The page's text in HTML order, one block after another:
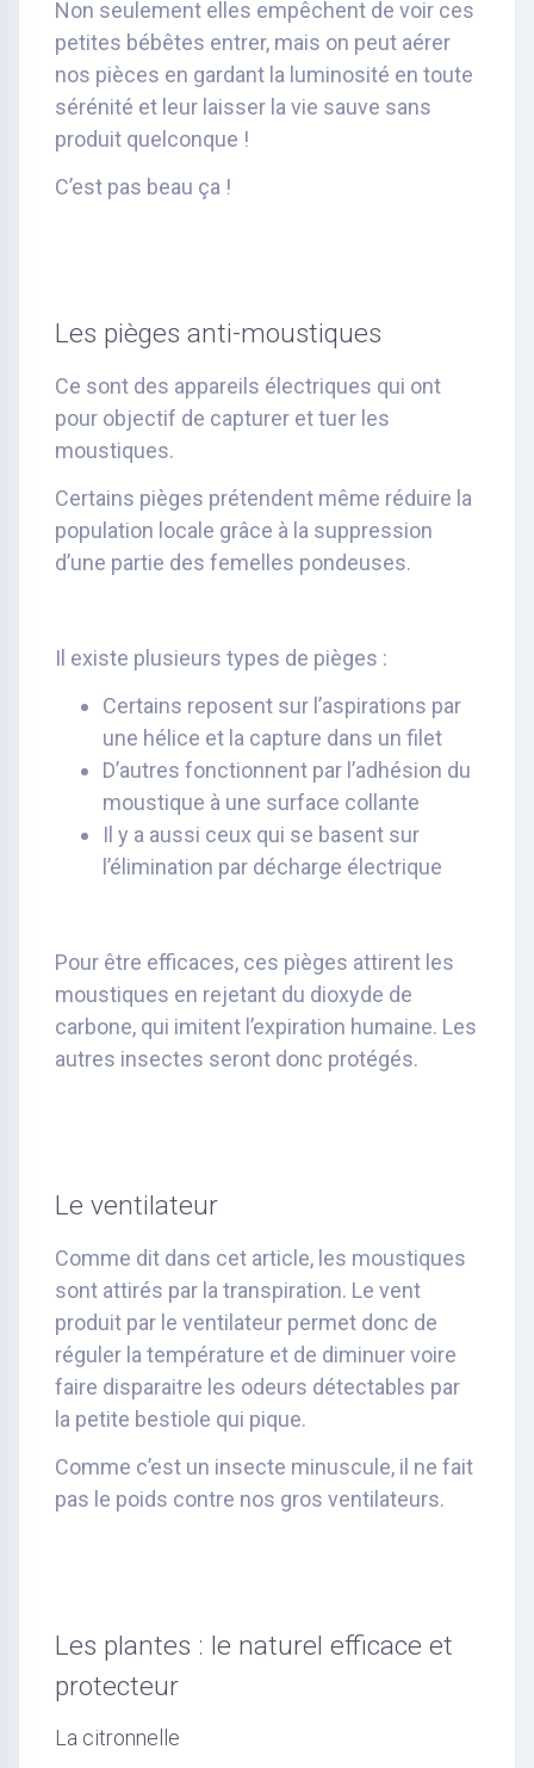
Non seulement elles empêchent de voir ces
petites bébêtes entrer, mais on peut aérer
nos pièces en gardant la luminosité en toute
sérénité et leur laisser la vie sauve sans
produit quelconque !
C’est pas beau ça !
Les pièges anti-moustiques
Ce sont des appareils électriques qui ont
pour objectif de capturer et tuer les
moustiques.
Certains pièges prétendent même réduire la
population locale grâce à la suppression
d’une partie des femelles pondeuses.
Il existe plusieurs types de pièges :
Certains reposent sur l’aspirations par
une hélice et la capture dans un filet
D’autres fonctionnent par l’adhésion du
moustique à une surface collante
Il y a aussi ceux qui se basent sur
l’élimination par décharge électrique
Pour être efficaces, ces pièges attirent les
moustiques en rejetant du dioxyde de
carbone, qui imitent l’expiration humaine. Les
autres insectes seront donc protégés.
Le ventilateur
Comme dit dans cet article, les moustiques
sont attirés par la transpiration. Le vent
produit par le ventilateur permet donc de
réguler la température et de diminuer voire
faire disparaitre les odeurs détectables par
la petite bestiole qui pique.
Comme c’est un insecte minuscule, il ne fait
pas le poids contre nos gros ventilateurs.
Les plantes : le naturel efficace et
protecteur
La citronnelle